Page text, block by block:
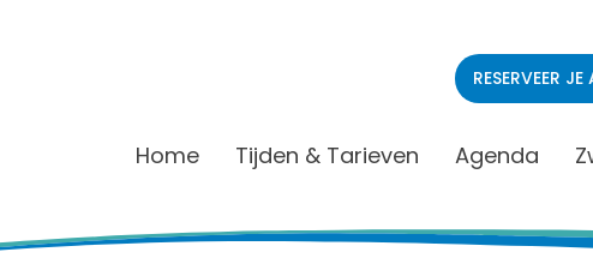
RESERVEER
Home Tijden & Tarieven Agenda